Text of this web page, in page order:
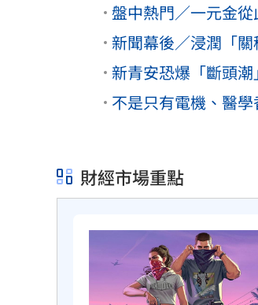
盤中熱門／一元金
新聞幕後／浸潤「
新青安恐爆「斷頭
不是只有電機、醫
財經市場重點